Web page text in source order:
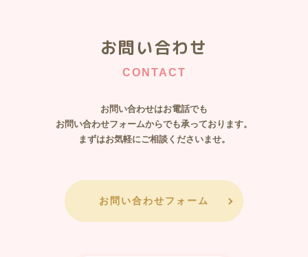
お問い合わせ
CONTACT
お問い合わせはお電話でも
​​​​​​​お問い合わせフォームからでも承っております。
まずはお気軽にご相談くださいませ。
お問い合わせフォーム